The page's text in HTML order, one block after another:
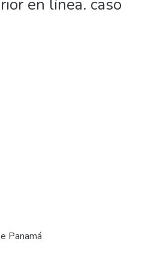
en línea. caso
Panamá